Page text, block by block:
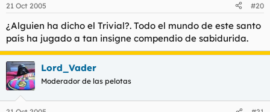
21 Oct 2005 #20
¿Alguien ha dicho el Trivial?. Todo el mundo de este santo
país ha jugado a tan insigne compendio de sabidurida.
Lord_Vader
Moderador de las pelotas